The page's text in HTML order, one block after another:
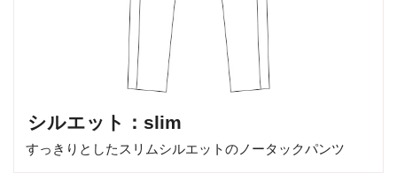
シルエット：slim
すっきりとしたスリムシルエットのノータックパンツ